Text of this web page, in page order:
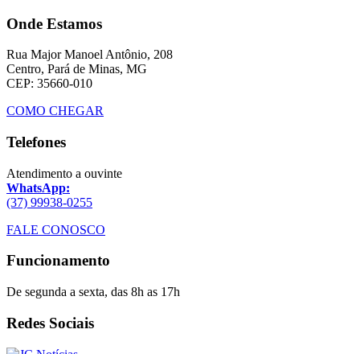
Onde Estamos
Rua Major Manoel Antônio, 208
Centro, Pará de Minas, MG
CEP: 35660-010
COMO CHEGAR
Telefones
Atendimento a ouvinte
WhatsApp:
(37) 99938-0255
FALE CONOSCO
Funcionamento
De segunda a sexta, das 8h as 17h
Redes Sociais